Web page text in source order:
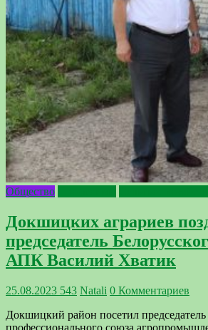
Общество
Докшицких аграриев
председатель
АПК Василий Хватик
25.08.2023 543 Natali 0 Комментариев
Докшицкий район посетил председатель